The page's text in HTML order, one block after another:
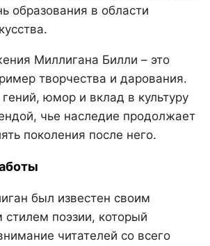
образования в области
Миллигана Билли – это
творчества и дарования.
гений, юмор и вклад в культуру
чье наследие продолжает
поколения после него.
был известен своим
стилем поэзии, который
читателей со всего